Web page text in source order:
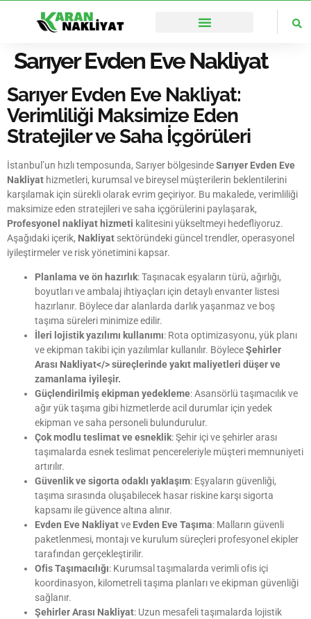
Sarıyer Evden Eve Nakliyat
Sarıyer Evden Eve Nakliyat:
Verimliliği Maksimize Eden
Stratejiler ve Saha İçgörüleri
İstanbul’un hızlı temposunda, Sarıyer bölgesindeSarıyer Evden Eve
Nakliyat hizmetleri, kurumsal ve bireysel müşterilerin beklentilerini
karşılamak için sürekli olarak evrim geçiriyor. Bu makalede, verimliliği
maksimize eden stratejileri ve saha içgörülerini paylaşarak,
Profesyonel nakliyat hizmeti kalitesini yükseltmeyi hedefliyoruz.
Aşağıdaki içerik, Nakliyat sektöründeki güncel trendler, operasyonel
iyileştirmeler ve risk yönetimini kapsar.
Planlama ve ön hazırlık: Taşınacak eşyaların türü, ağırlığı,
boyutları ve ambalaj ihtiyaçları için detaylı envanter listesi
hazırlanır. Böylece dar alanlarda darlık yaşanmaz ve boş
taşıma süreleri minimize edilir.
İleri lojistik yazılımı kullanımı: Rota optimizasyonu, yük planı
ve ekipman takibi için yazılımlar kullanılır. BöyleceŞehirler
Arası Nakliyat</> süreçlerinde yakıt maliyetleri düşer ve
zamanlama iyileşir.
Güçlendirilmiş ekipman yedekleme: Asansörlü taşımacılık ve
ağır yük taşıma gibi hizmetlerde acil durumlar için yedek
ekipman ve saha personeli bulundurulur.
Çok modlu teslimat ve esneklik: Şehir içi ve şehirler arası
taşımalarda esnek teslimat pencereleriyle müşteri memnuniyeti
artırılır.
Güvenlik ve sigorta odaklı yaklaşım: Eşyaların güvenliği,
taşıma sırasında oluşabilecek hasar riskine karşı sigorta
kapsamı ile güvence altına alınır.
Evden Eve Nakliyatve Evden Eve Taşıma: Malların güvenli
paketlenmesi, montajı ve kurulum süreçleri profesyonel ekipler
tarafından gerçekleştirilir.
Ofis Taşımacılığı: Kurumsal taşımalarda verimli ofis içi
koordinasyon, kilometreli taşıma planları ve ekipman güvenliği
sağlanır.
Şehirler Arası Nakliyat: Uzun mesafeli taşımalarda lojistik